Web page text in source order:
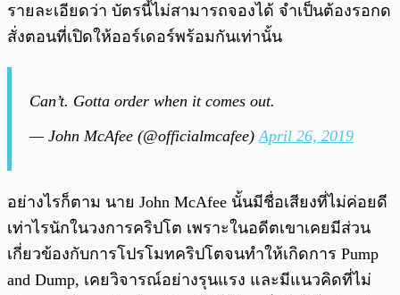
รายละเอียดว่า บัตรนี้ไม่สามารถจองได้ จำเป็นต้องรอกด
สั่งตอนที่เปิดให้ออร์เดอร์พร้อมกันเท่านั้น
Can’t. Gotta order when it comes out.
— John McAfee (@officialmcafee) April 26, 2019
อย่างไรก็ตาม นาย John McAfee นั้นมีชื่อเสียงที่ไม่ค่อยดี
เท่าไรนักในวงการคริปโต เพราะในอดีตเขาเคยมีส่วน
เกี่ยวข้องกับการโปรโมทคริปโตจนทำให้เกิดการ Pump
and Dump, เคยวิจารณ์อย่างรุนแรง และมีแนวคิดที่ไม่